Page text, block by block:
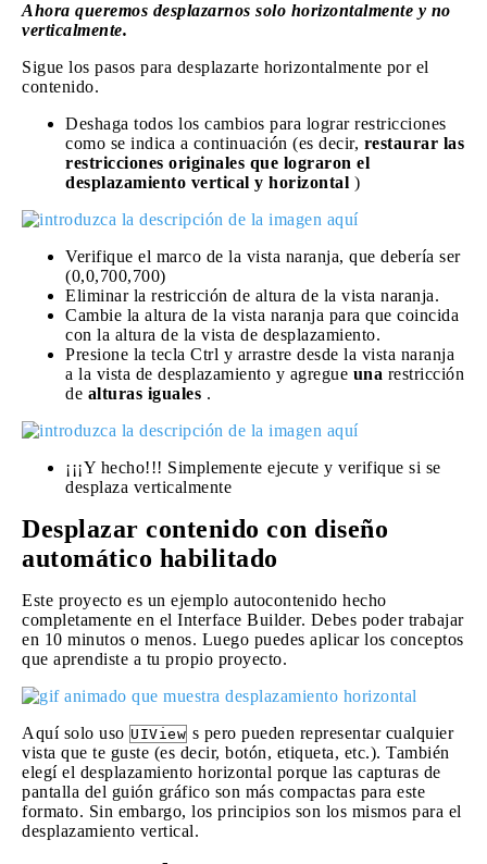
Ahora queremos desplazarnos solo horizontalmente y no
verticalmente.
Sigue los pasos para desplazarte horizontalmente por el
contenido.
Deshaga todos los cambios para lograr restricciones
como se indica a continuación (es decir, restaurar las
restricciones originales que lograron el
desplazamiento vertical y horizontal )
Verifique el marco de la vista naranja, que debería ser
(0,0,700,700)
Eliminar la restricción de altura de la vista naranja.
Cambie la altura de la vista naranja para que coincida
con la altura de la vista de desplazamiento.
Presione la tecla Ctrl y arrastre desde la vista naranja
a la vista de desplazamiento y agregue una restricción
de alturas iguales .
¡¡¡Y hecho!!! Simplemente ejecute y verifique si se
desplaza verticalmente
Desplazar contenido con diseño
automático habilitado
Este proyecto es un ejemplo autocontenido hecho
completamente en el Interface Builder. Debes poder trabajar
en 10 minutos o menos. Luego puedes aplicar los conceptos
que aprendiste a tu propio proyecto.
Aquí solo uso UIView s pero pueden representar cualquier
vista que te guste (es decir, botón, etiqueta, etc.). También
elegí el desplazamiento horizontal porque las capturas de
pantalla del guión gráfico son más compactas para este
formato. Sin embargo, los principios son los mismos para el
desplazamiento vertical.